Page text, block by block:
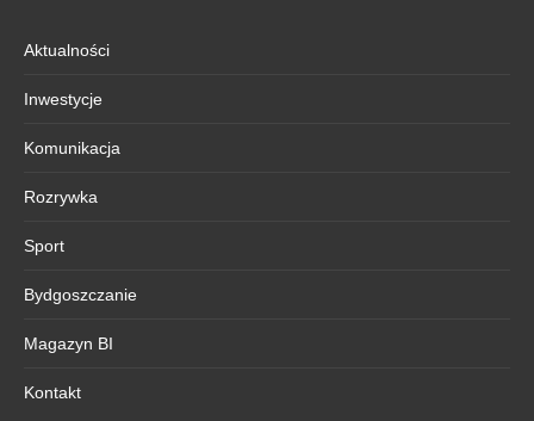
Aktualności
Inwestycje
Komunikacja
Rozrywka
Sport
Bydgoszczanie
Magazyn BI
Kontakt